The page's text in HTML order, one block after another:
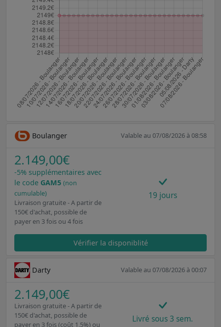
Boulanger Valable au 07/08/2026 à 08:58
2.149,00€
-5% supplémentaires avec
le code GAM5 (non
cumulable)
Livraison gratuite - A partir de
150€ d'achat, possible de
payer en 3 fois ou 4 fois
19 jours
Vérifier la disponiblité
Darty Valable au 07/08/2026 à 00:07
2.149,00€
Livraison gratuite - A partir de
150€ d'achat, possible de
payer en 3 fois (coût 1,5%) ou
Livré sous 3 sem.